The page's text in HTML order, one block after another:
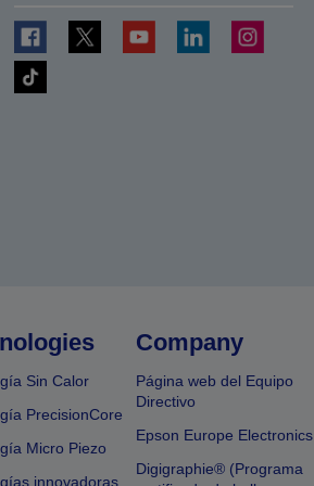
Sin Calor
PrecisionCore
Micro Piezo
innovadoras
Company
Página web del Equipo
Directivo
Epson Europe Electronics
Digigraphie® (Programa